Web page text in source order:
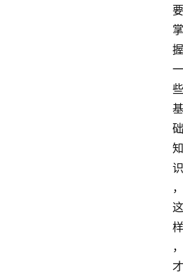
要
掌
握
一
些
基
础
知
识
，
这
样
，
才